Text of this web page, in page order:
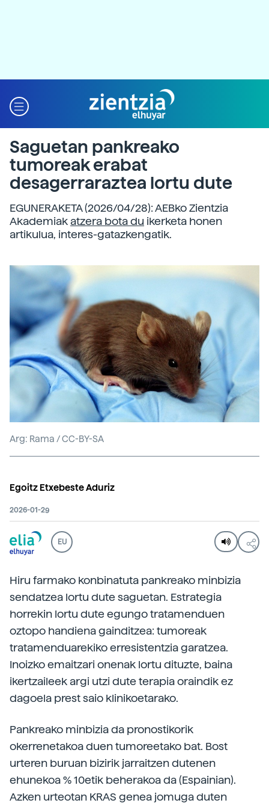
Saguetan pankreako
tumoreak erabat
desagerraraztea lortu dute
EGUNERAKETA (2026/04/28): AEBko Zientzia
Akademiak atzera bota du ikerketa honen
artikulua, interes-gatazkengatik.
Arg: Rama / CC-BY-SA
Egoitz Etxebeste Aduriz
2026-01-29
EU
Hiru farmako konbinatuta pankreako minbizia
sendatzea lortu dute saguetan. Estrategia
horrekin lortu dute egungo tratamenduen
oztopo handiena gainditzea: tumoreak
tratamenduarekiko erresistentzia garatzea.
Inoizko emaitzari onenak lortu dituzte, baina
ikertzaileek argi utzi dute terapia oraindik ez
dagoela prest saio klinikoetarako.
Pankreako minbizia da pronostikorik
okerrenetakoa duen tumoreetako bat. Bost
urteren buruan bizirik jarraitzen dutenen
ehunekoa % 10etik beherakoa da (Espainian).
Azken urteotan KRAS genea jomuga duten